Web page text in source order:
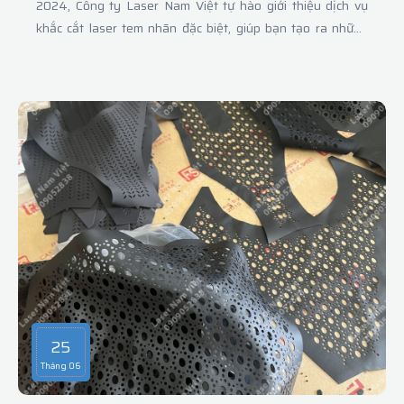
2024, Công ty Laser Nam Việt tự hào giới thiệu dịch vụ
khắc cắt laser tem nhãn đặc biệt, giúp bạn tạo ra những
bao giờ hết.
25
Tháng 06